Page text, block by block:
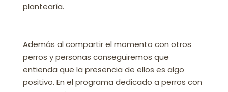
plantearía.
Además al compartir el momento con otros
perros y personas conseguiremos que
entienda que la presencia de ellos es algo
positivo. En el programa dedicado a perros con